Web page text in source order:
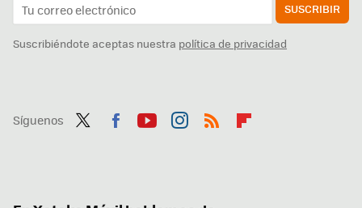
SUSCRIBIR
Suscribiéndote aceptas nuestra política de privacidad
Síguenos